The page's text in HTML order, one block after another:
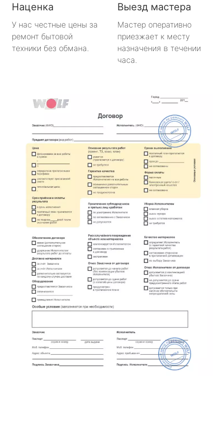
Наценка
У нас честные цены за
ремонт бытовой
техники без обмана.
Выезд мастера
Мастер оперативно
приезжает к месту
назначения в течении
часа.